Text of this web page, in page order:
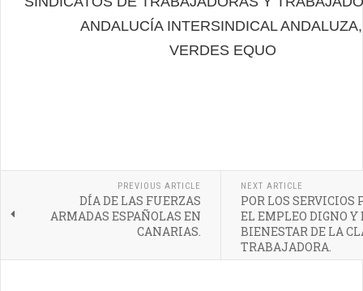
ANDALUCÍA INTERSINDICAL ANDALUZA,
VERDES EQUO
PREVIOUS ARTICLE
DÍA DE LAS FUERZAS
ARMADAS ESPAÑOLAS EN
CANARIAS.
NEXT ARTICLE
POR LOS SERVICIOS
EL EMPLEO DIGNO Y
BIENESTAR DE LA
TRABAJADORA.